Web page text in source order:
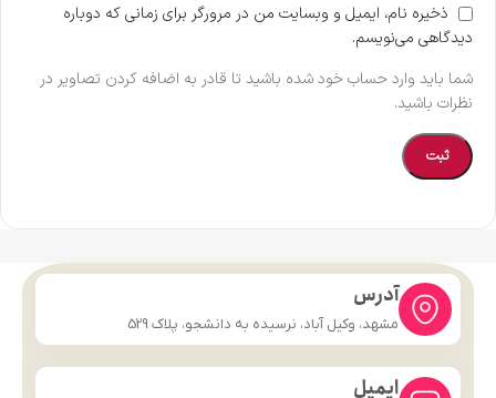
ذخیره نام، ایمیل و وبسایت من در مرورگر برای زمانی که دوباره
دیدگاهی می‌نویسم.
شما باید وارد حساب خود شده باشید تا قادر به اضافه کردن تصاویر در
نظرات باشید.
آدرس
مشهد، وکیل آباد، نرسیده به دانشجو، پلاک 529
ایمیل